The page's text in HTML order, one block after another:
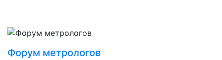
Форум метрологов